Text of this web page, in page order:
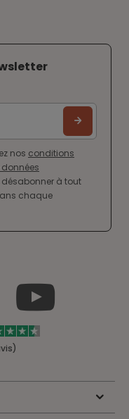
nos conditions
désabonner à tout
chaque